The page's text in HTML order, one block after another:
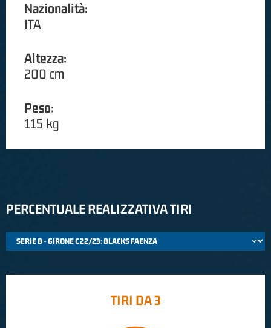
Nazionalità:
ITA
Altezza:
200 cm
Peso:
115 kg
PERCENTUALE REALIZZATIVA TIRI
TIRI DA 3